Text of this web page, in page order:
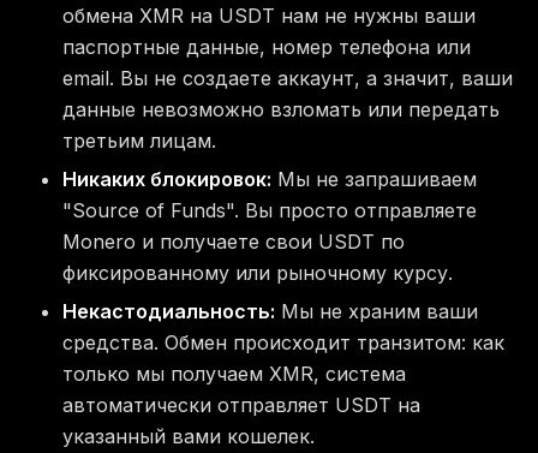
обмена XMR на USDT нам не нужны ваши
паспортные данные, номер телефона или
email. Вы не создаете аккаунт, а значит, ваши
данные невозможно взломать или передать
третьим лицам.
Никаких блокировок: Мы не запрашиваем
"Source of Funds". Вы просто отправляете
Monero и получаете свои USDT по
фиксированному или рыночному курсу.
Некастодиальность: Мы не храним ваши
средства. Обмен происходит транзитом: как
только мы получаем XMR, система
автоматически отправляет USDT на
указанный вами кошелек.